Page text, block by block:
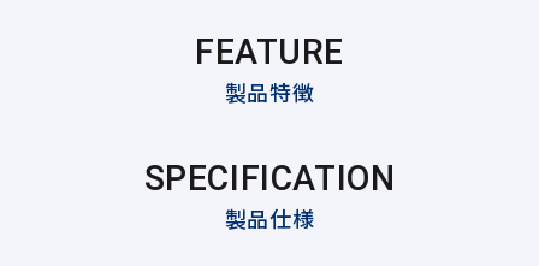
FEATURE
製品特徴
SPECIFICATION
製品仕様